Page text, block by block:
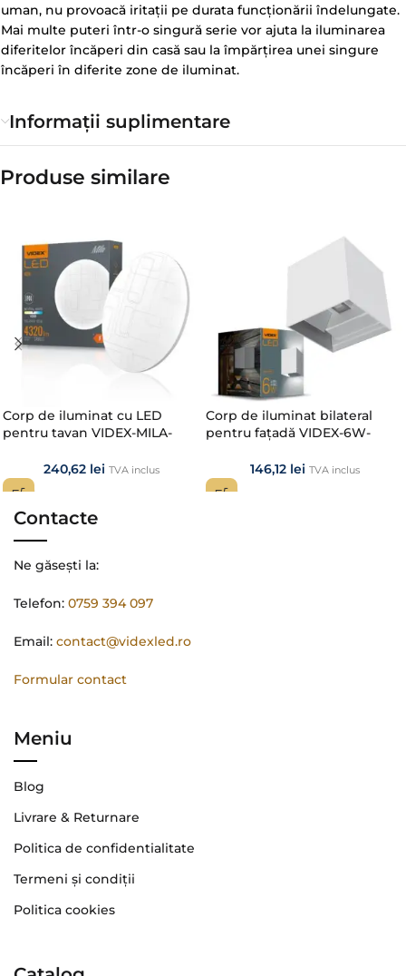
uman, nu provoacă iritații pe durata funcționării îndelungate.
Mai multe puteri într-o singură serie vor ajuta la iluminarea
diferitelor încăperi din casă sau la împărțirea unei singure
încăperi în diferite zone de iluminat.
Informații suplimentare
Produse similare​
Corp de iluminat cu LED
pentru tavan VIDEX-MILA-
240,62 lei TVA inclus
Corp de iluminat bilateral
pentru fațadă VIDEX-6W-
146,12 lei TVA inclus
Contacte
Ne găsești la:
Telefon: 0759 394 097
Email: contact@videxled.ro
Formular contact
Meniu
Blog
Livrare & Returnare
Politica de confidentialitate
Termeni şi condiţii
Politica cookies